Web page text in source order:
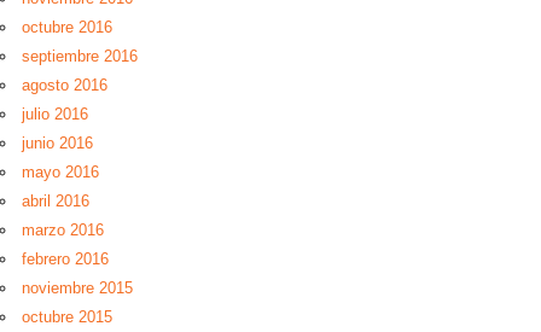
octubre 2016
septiembre 2016
agosto 2016
julio 2016
junio 2016
mayo 2016
abril 2016
marzo 2016
febrero 2016
noviembre 2015
octubre 2015